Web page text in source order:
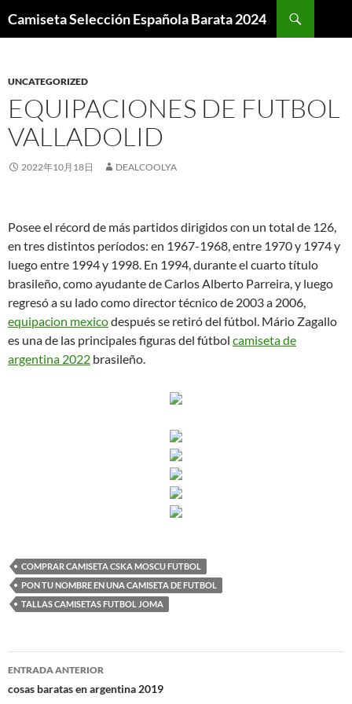
Camiseta Selección Española Barata 2024
UNCATEGORIZED
EQUIPACIONES DE FUTBOL
VALLADOLID
2022年10月18日 DEALCOOLYA
Posee el récord de más partidos dirigidos con un total de 126,
en tres distintos períodos: en 1967-1968, entre 1970 y 1974 y
luego entre 1994 y 1998. En 1994, durante el cuarto título
brasileño, como ayudante de Carlos Alberto Parreira, y luego
regresó a su lado como director técnico de 2003 a 2006,
equipacion mexicodespués se retiró del fútbol. Mário Zagallo
es una de las principales figuras del fútbol camiseta de
argentina 2022 brasileño.
COMPRAR CAMISETA CSKA MOSCU FUTBOL
PON TU NOMBRE EN UNA CAMISETA DE FUTBOL
TALLAS CAMISETAS FUTBOL JOMA
Navegación
de
ENTRADA ANTERIOR
cosas baratas en argentina 2019